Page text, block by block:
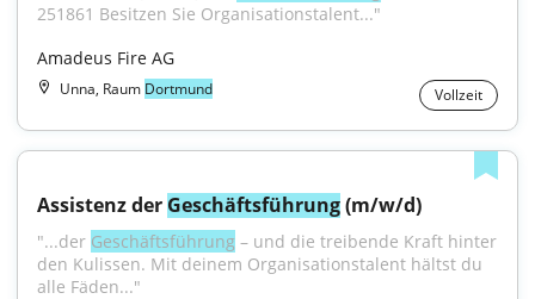
251861 Besitzen Sie Organisationstalent..."
Amadeus Fire AG
Unna, Raum Dortmund Vollzeit
Assistenz der Geschäftsführung (m/w/d)
"...der Geschäftsführung – und die treibende Kraft hinter
den Kulissen. Mit deinem Organisationstalent hältst du
alle Fäden..."